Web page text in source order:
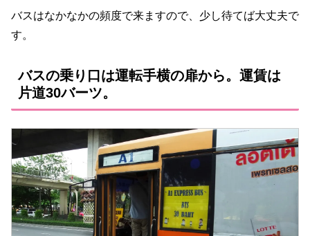
バスはなかなかの頻度で来ますので、少し待てば大丈夫で
す。
バスの乗り口は運転手横の扉から。運賃は
片道30バーツ。